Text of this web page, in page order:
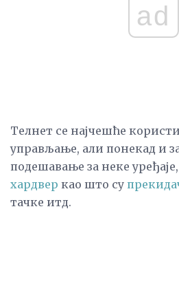
ad
Телнет се најчешће
управљање, али понекад и
подешавање за неке
хардвер као што су
тачке итд.